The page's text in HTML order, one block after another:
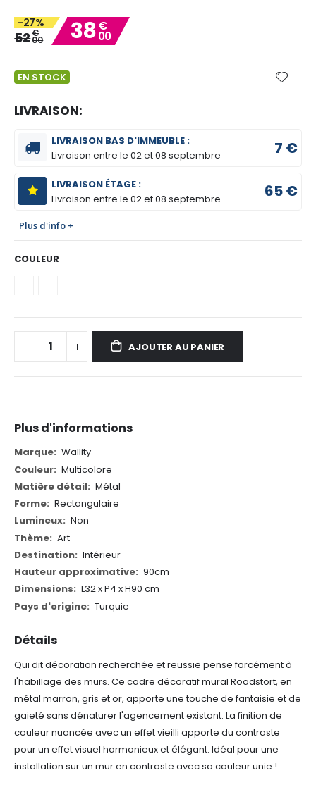
images
gallery
-27%
52€
00 38€
00
EN STOCK
LIVRAISON:
LIVRAISON BAS D'IMMEUBLE :
Livraison entre le02 et 08 septembre 7 €
LIVRAISON ÉTAGE :
Livraison entre le02 et 08 septembre 65 €
Plus d'info +
COULEUR
AJOUTER AU PANIER
Détails
Qui dit décoration recherchée et reussie pense forcément à
l'habillage des murs. Ce cadre décoratif mural Roadstort, en
métal marron, gris et or, apporte une touche de fantaisie et de
gaieté sans dénaturer l'agencement existant. La finition de
couleur nuancée avec un effet vieilli apporte du contraste
pour un effet visuel harmonieux et élégant. Idéal pour une
installation sur un mur en contraste avec sa couleur unie !
Plus d'informations
Plus
d'informations
Wallity
Multicolore
Métal
Rectangulaire
Non
Art
Intérieur
90cm
L32 x P4 x H90 cm
Turquie